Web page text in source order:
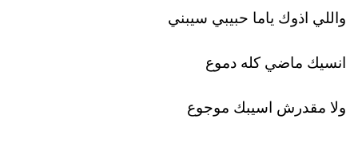
واللي اذوك ياما حبيبي سيبني
انسيك ماضي كله دموع
ولا مقدرش اسيبك موجوع